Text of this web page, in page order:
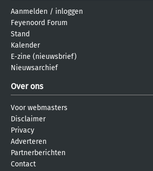
Aanmelden / inloggen
Feyenoord Forum
Stand
Kalender
E-zine (nieuwsbrief)
Nieuwsarchief
Over ons
Voor webmasters
Disclaimer
Privacy
Adverteren
Partnerberichten
Contact